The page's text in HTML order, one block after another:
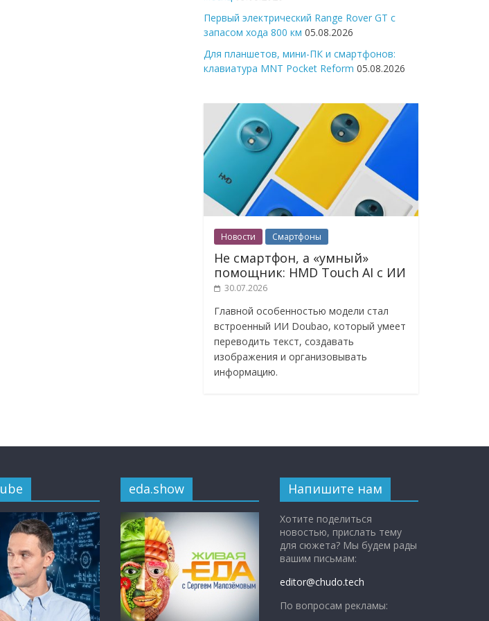
Первый электрический Range Rover GT с
запасом хода 800 км 05.08.2026
Для планшетов, мини-ПК и смартфонов:
клавиатура MNT Pocket Reform 05.08.2026
Новости Смартфоны
Не смартфон, а «умный»
помощник: HMD Touch AI с ИИ
30.07.2026
Главной особенностью модели стал
встроенный ИИ Doubao, который умеет
переводить текст, создавать
изображения и организовывать
информацию.
eda.show Напишите нам
Хотите поделиться
новостью, прислать тему
для сюжета? Мы будем рады
вашим письмам:
editor@chudo.tech
По вопросам рекламы: